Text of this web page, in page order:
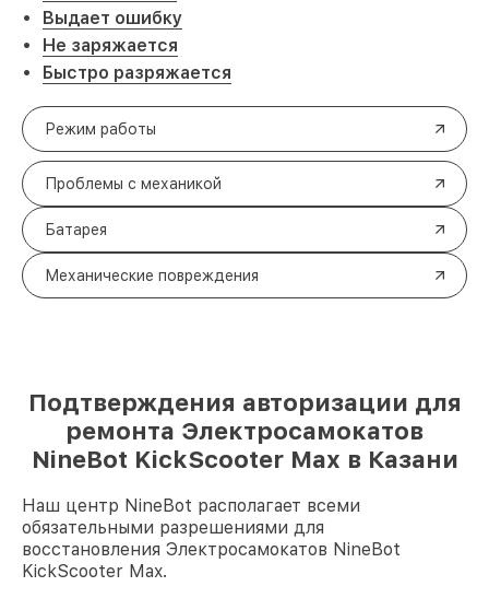
Выдает ошибку
Не заряжается
Быстро разряжается
Режим работы
Проблемы с механикой
Батарея
Механические повреждения
Подтверждения авторизации для
ремонта Электросамокатов
NineBot KickScooter Max в Казани
Наш центр NineBot располагает всеми
обязательными разрешениями для
восстановления Электросамокатов NineBot
KickScooter Max.